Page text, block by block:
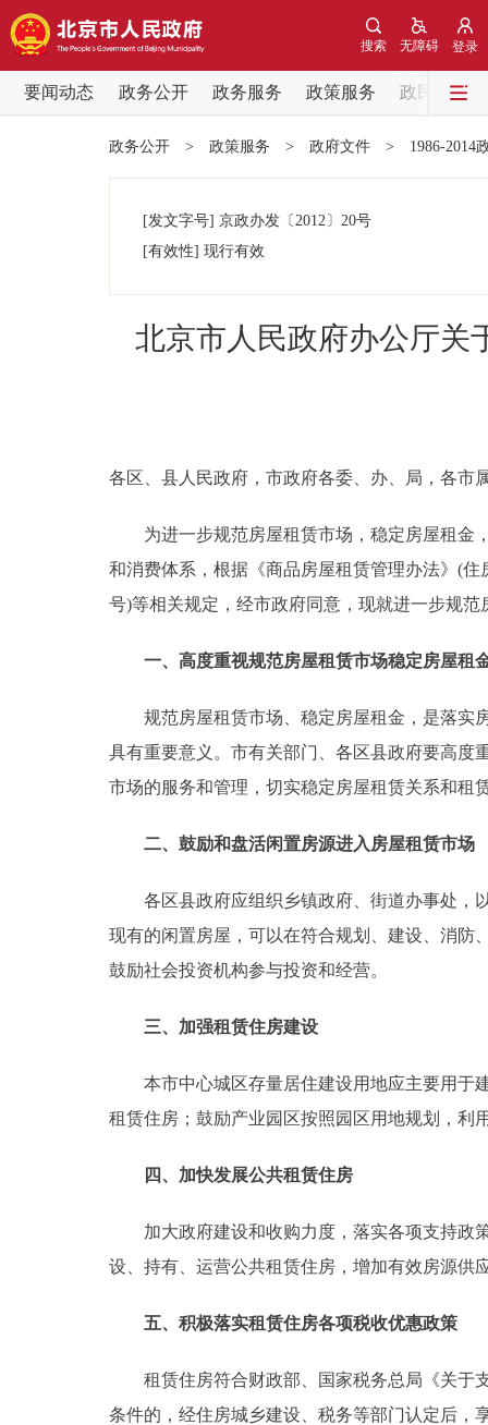
登录
无障碍
搜索
要闻动态 政务公开 政务服务 政策服务
政民互动
党中央精神
政策兑现
决策公开
政务服务
个人服务
便民服务
中介服务
12345网上接诉即办
参与调查
走进北京
北京概况
DEUTSCH
ESPAÑOL
政务公开 > 政策服务 > 政府文件 > 1986-2014
[发文字号] 京政办发 〔2012〕 20号
[有效性] 现行有效
北京市人民政府办公厅关
各区、县人民政府，市政府各委、办、局，各市
为进一步规范房屋租赁市场，稳定房屋租金，
和消费体系，根据《商品房屋租赁管理办法》(
号)等相关规定，经市政府同意，现就进一步规
一、高度重视规范房屋租赁市场稳定房屋租
规范房屋租赁市场、稳定房屋租金，是落实房
具有重要意义。市有关部门、各区县政府要高度
市场的服务和管理，切实稳定房屋租赁关系和租
二、鼓励和盘活闲置房源进入房屋租赁市场
各区县政府应组织乡镇政府、街道办事处，以
现有的闲置房屋，可以在符合规划、建设、消防
鼓励社会投资机构参与投资和经营。
三、加强租赁住房建设
本市中心城区存量居住建设用地应主要用于建
租赁住房；鼓励产业园区按照园区用地规划，利
四、加快发展公共租赁住房
加大政府建设和收购力度，落实各项支持政策
设、持有、运营公共租赁住房，增加有效房源供
五、积极落实租赁住房各项税收优惠政策
租赁住房符合财政部、国家税务总局《关于支
条件的，经住房城乡建设、税务等部门认定后，